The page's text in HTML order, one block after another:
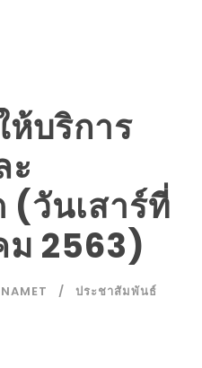
ห้บริการ
ะ
(วันเสาร์ที่
ม 2563)
ประชาสัมพันธ์